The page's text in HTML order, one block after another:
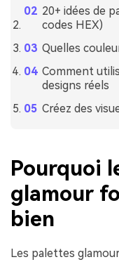
20+ idées de
codes HEX)
Quelles
Comment
designs réels
Créez des
Pourquoi
glamour
bien
Les palettes